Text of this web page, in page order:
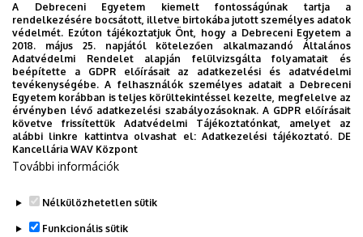
Cím
4032 Debrecen Nagyerdei
körút 98
Épület
régi Ortopédiai Klinika
(átalakítás alatt)
Emelet, ajtó földszint, 4
Weboldal
A Debreceni Egyetem kiemelt fontosságúnak tartja a
rendelkezésére bocsátott, illetve birtokába jutott személyes adatok
védelmét. Ezúton tájékoztatjuk Önt, hogy a Debreceni Egyetem a
2018. május 25. napjától kötelezően alkalmazandó Általános
Adatvédelmi Rendelet alapján felülvizsgálta folyamatait és
beépítette a GDPR előírásait az adatkezelési és adatvédelmi
tevékenységébe. A felhasználók személyes adatait a Debreceni
Egyetem korábban is teljes körültekintéssel kezelte, megfelelve az
érvényben lévő adatkezelési szabályozásoknak. A GDPR előírásait
követve frissítettük Adatvédelmi Tájékoztatónkat, amelyet az
alábbi linkre kattintva olvashat el:Adatkezelési tájékoztató. DE
Kancellária WAV Központ
További információk
Nélkülözhetetlen sütik
Funkcionális sütik